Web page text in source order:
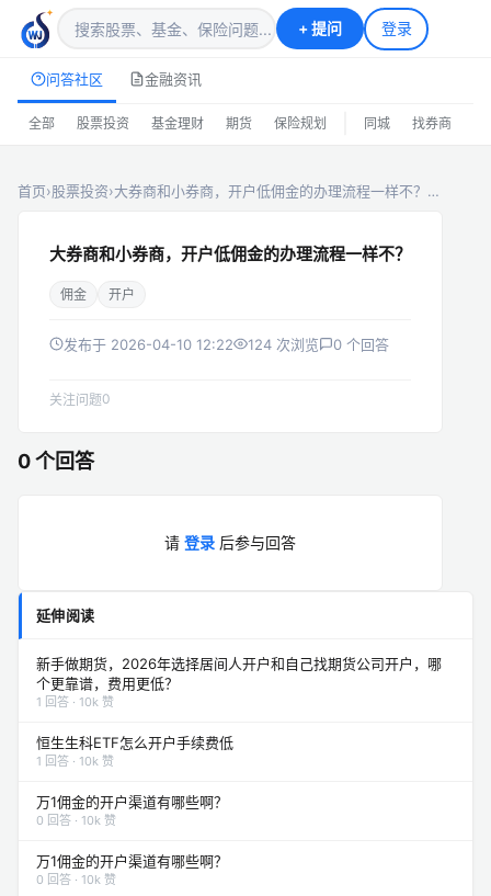
+提问 登录
问答社区 金融资讯
全部 股票投资 基金理财 期货 保险规划 同城 找券商
首页›股票投资›大券商和小券商，开户低佣金的办理流程一样不？…
大券商和小券商，开户低佣金的办理流程一样不？
佣金 开户
发布于 2026-04-10 12:22 124 次浏览 0 个回答
关注问题0
0 个回答
请 登录 后参与回答
延伸阅读
新手做期货，2026年选择居间人开户和自己找期货公司开户，哪
个更靠谱，费用更低？
1 回答 · 10k 赞
恒生生科ETF怎么开户手续费低
1 回答 · 10k 赞
万1佣金的开户渠道有哪些啊？
0 回答 · 10k 赞
万1佣金的开户渠道有哪些啊？
0 回答 · 10k 赞